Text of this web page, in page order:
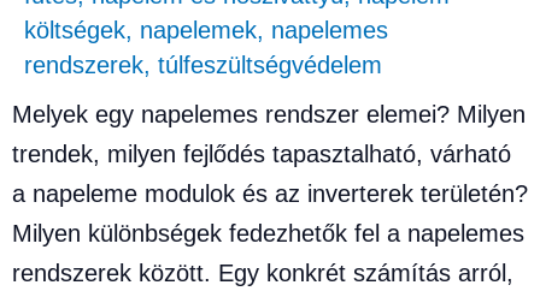
költségek, napelemek, napelemes
rendszerek, túlfeszültségvédelem
Melyek egy napelemes rendszer elemei? Milyen
trendek, milyen fejlődés tapasztalható, várható
a napeleme modulok és az inverterek területén?
Milyen különbségek fedezhetők fel a napelemes
rendszerek között. Egy konkrét számítás arról,